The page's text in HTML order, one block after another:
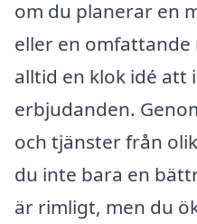
om du planerar en
eller en
alltid en klok idé att
erbjudanden.
och tjänster från
du inte bara en
är rimligt, men du